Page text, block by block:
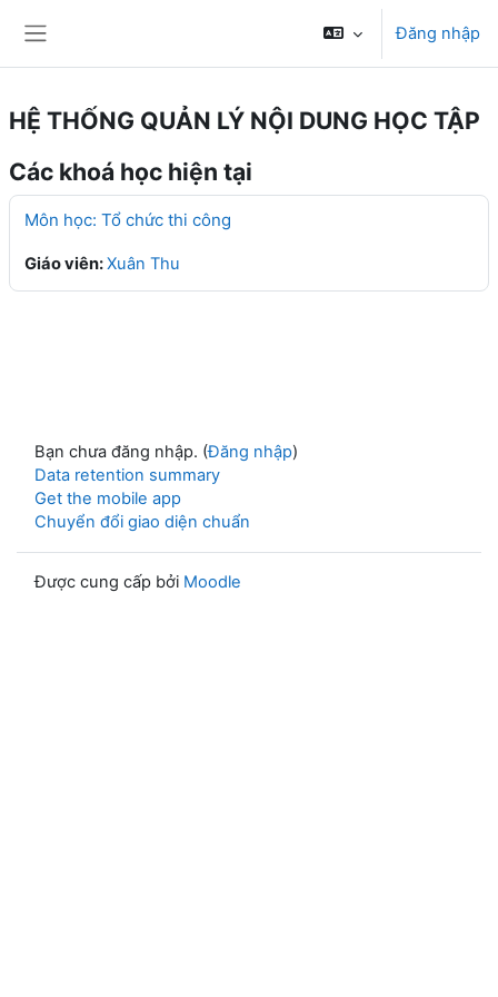
Đăng nhập
HỆ THỐNG QUẢN LÝ NỘI DUNG HỌC TẬP
Các khoá học hiện tại
Môn học: Tổ chức thi công
Giáo viên:Xuân Thu
Bạn chưa đăng nhập. (Đăng nhập)
Data retention summary
Get the mobile app
Chuyển đổi giao diện chuẩn
Được cung cấp bởi Moodle